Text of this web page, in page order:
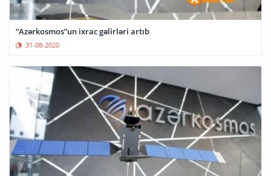
“Azərkosmos”un ixrac gəlirləri artıb
31-08-2020